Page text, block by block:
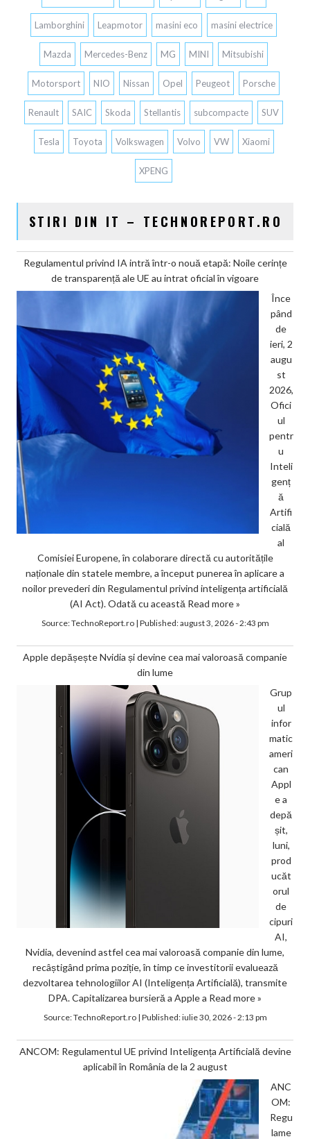
Lamborghini Leapmotor masini eco masini electrice
Mazda Mercedes-Benz MG MINI Mitsubishi
Motorsport NIO Nissan Opel Peugeot Porsche
Renault SAIC Skoda Stellantis subcompacte SUV
Tesla Toyota Volkswagen Volvo VW Xiaomi
XPENG
STIRI DIN IT – TECHNOREPORT.RO
Regulamentul privind IA intră într-o nouă etapă: Noile cerințe
de transparență ale UE au intrat oficial în vigoare
Înce
pând
de
ieri, 2
augu
st
2026,
Ofici
ul
pentr
u
Inteli
genț
ă
Artifi
cială
al
Comisiei Europene, în colaborare directă cu autoritățile
naționale din statele membre, a început punerea în aplicare a
noilor prevederi din Regulamentul privind inteligența artificială
(AI Act). Odată cu această Read more »
Source:TechnoReport.ro| Published:august 3, 2026 - 2:43 pm
Apple depășește Nvidia și devine cea mai valoroasă companie
din lume
Grup
ul
infor
matic
ameri
can
Appl
e a
depă
șit,
luni,
prod
ucăt
orul
de
cipuri
AI,
Nvidia, devenind astfel cea mai valoroasă companie din lume,
recâștigând prima poziție, în timp ce investitorii evaluează
dezvoltarea tehnologiilor AI (Inteligența Artificială), transmite
DPA. Capitalizarea bursieră a Apple a Read more »
Source:TechnoReport.ro| Published:iulie 30, 2026 - 2:13 pm
ANCOM: Regulamentul UE privind Inteligența Artificială devine
aplicabil în România de la 2 august
ANC
OM:
Regu
lame